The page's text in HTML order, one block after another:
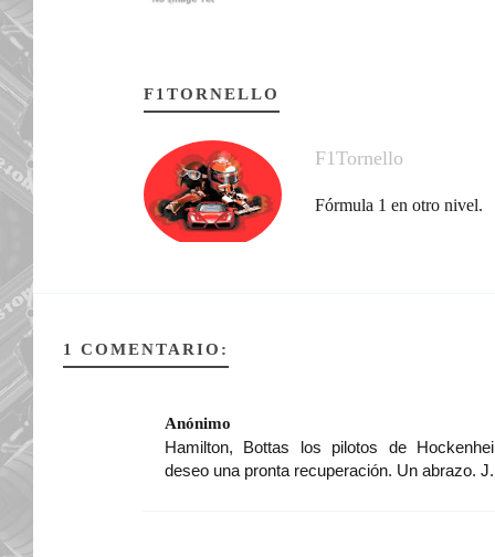
F1TORNELLO
F1Tornello
Fórmula 1 en otro nivel.
1 COMENTARIO:
Anónimo
Hamilton, Bottas los pilotos de
deseo una pronta recuperación. Un abrazo.